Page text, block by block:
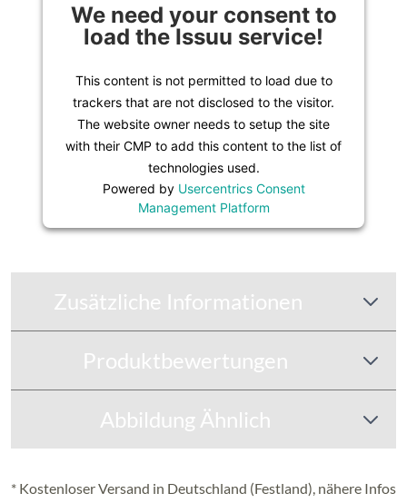
We need your consent to
load the Issuu service!
This content is not permitted to load due to
trackers that are not disclosed to the visitor.
The website owner needs to setup the site
with their CMP to add this content to the list of
technologies used.
Powered by Usercentrics Consent
Management Platform
Zusätzliche Informationen
Produktbewertungen
Abbildung Ähnlich
* Kostenloser Versand in Deutschland (Festland), nähere Infos